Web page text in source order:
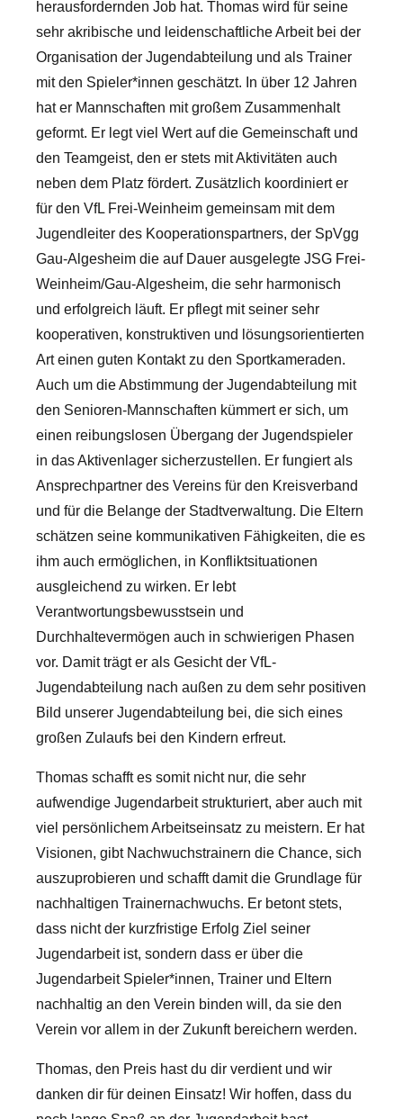
herausfordernden Job hat. Thomas wird für seine
sehr akribische und leidenschaftliche Arbeit bei der
Organisation der Jugendabteilung und als Trainer
mit den Spieler*innen geschätzt. In über 12 Jahren
hat er Mannschaften mit großem Zusammenhalt
geformt. Er legt viel Wert auf die Gemeinschaft und
den Teamgeist, den er stets mit Aktivitäten auch
neben dem Platz fördert. Zusätzlich koordiniert er
für den VfL Frei-Weinheim gemeinsam mit dem
Jugendleiter des Kooperationspartners, der SpVgg
Gau-Algesheim die auf Dauer ausgelegte JSG Frei-
Weinheim/Gau-Algesheim, die sehr harmonisch
und erfolgreich läuft. Er pflegt mit seiner sehr
kooperativen, konstruktiven und lösungsorientierten
Art einen guten Kontakt zu den Sportkameraden.
Auch um die Abstimmung der Jugendabteilung mit
den Senioren-Mannschaften kümmert er sich, um
einen reibungslosen Übergang der Jugendspieler
in das Aktivenlager sicherzustellen. Er fungiert als
Ansprechpartner des Vereins für den Kreisverband
und für die Belange der Stadtverwaltung. Die Eltern
schätzen seine kommunikativen Fähigkeiten, die es
ihm auch ermöglichen, in Konfliktsituationen
ausgleichend zu wirken. Er lebt
Verantwortungsbewusstsein und
Durchhaltevermögen auch in schwierigen Phasen
vor. Damit trägt er als Gesicht der VfL-
Jugendabteilung nach außen zu dem sehr positiven
Bild unserer Jugendabteilung bei, die sich eines
großen Zulaufs bei den Kindern erfreut.
Thomas schafft es somit nicht nur, die sehr
aufwendige Jugendarbeit strukturiert, aber auch mit
viel persönlichem Arbeitseinsatz zu meistern. Er hat
Visionen, gibt Nachwuchstrainern die Chance, sich
auszuprobieren und schafft damit die Grundlage für
nachhaltigen Trainernachwuchs. Er betont stets,
dass nicht der kurzfristige Erfolg Ziel seiner
Jugendarbeit ist, sondern dass er über die
Jugendarbeit Spieler*innen, Trainer und Eltern
nachhaltig an den Verein binden will, da sie den
Verein vor allem in der Zukunft bereichern werden.
Thomas, den Preis hast du dir verdient und wir
danken dir für deinen Einsatz! Wir hoffen, dass du